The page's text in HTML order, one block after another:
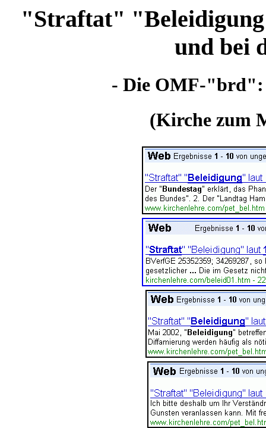
"Straftat"
und bei
- Die OMF-"brd":
(Kirche zum